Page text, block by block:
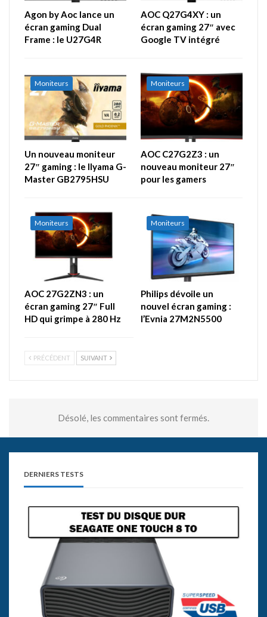
Agon by Aoc lance un
écran gaming Dual
Frame : le U27G4R
AOC Q27G4XY : un
écran gaming 27″ avec
Google TV intégré
Moniteurs
Un nouveau moniteur
27″ gaming : le IIyama G-
Master GB2795HSU
Moniteurs
AOC C27G2Z3 : un
nouveau moniteur 27″
pour les gamers
Moniteurs
AOC 27G2ZN3 : un
écran gaming 27″ Full
HD qui grimpe à 280 Hz
Moniteurs
Philips dévoile un
nouvel écran gaming :
l’Evnia 27M2N5500
PRÉCÉDENT SUIVANT
Désolé, les commentaires sont fermés.
DERNIERS TESTS